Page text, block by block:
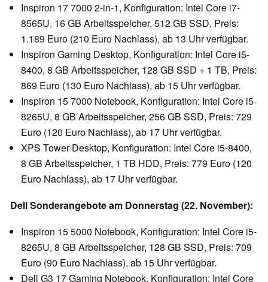
Inspiron 17 7000 2-in-1, Konfiguration: Intel Core i7-
8565U, 16 GB Arbeitsspeicher, 512 GB SSD, Preis:
1.189 Euro (210 Euro Nachlass), ab 13 Uhr verfügbar.
Inspiron Gaming Desktop, Konfiguration: Intel Core i5-
8400, 8 GB Arbeitsspeicher, 128 GB SSD + 1 TB, Preis:
869 Euro (130 Euro Nachlass), ab 15 Uhr verfügbar.
Inspiron 15 7000 Notebook, Konfiguration: Intel Core i5-
8265U, 8 GB Arbeitsspeicher, 256 GB SSD, Preis: 729
Euro (120 Euro Nachlass), ab 17 Uhr verfügbar.
XPS Tower Desktop, Konfiguration: Intel Core i5-8400,
8 GB Arbeitsspeicher, 1 TB HDD, Preis: 779 Euro (120
Euro Nachlass), ab 17 Uhr verfügbar.
Dell Sonderangebote am Donnerstag (22. November):
Inspiron 15 5000 Notebook, Konfiguration: Intel Core i5-
8265U, 8 GB Arbeitsspeicher, 128 GB SSD, Preis: 709
Euro (90 Euro Nachlass), ab 15 Uhr verfügbar.
Dell G3 17 Gaming Notebook, Konfiguration: Intel Core